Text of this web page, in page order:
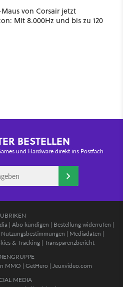
von Corsair jetzt
Mit 8.000Hz und bis zu 120
BESTELLEN
und Hardware direkt ins Postfach
| Abo kündigen | Bestellung widerrufen |
Nutzungsbestimmungen | Mediadaten |
& Tracking | Transparenzbericht
MMO | GetHero | Jeuxvideo.com
MEDIA